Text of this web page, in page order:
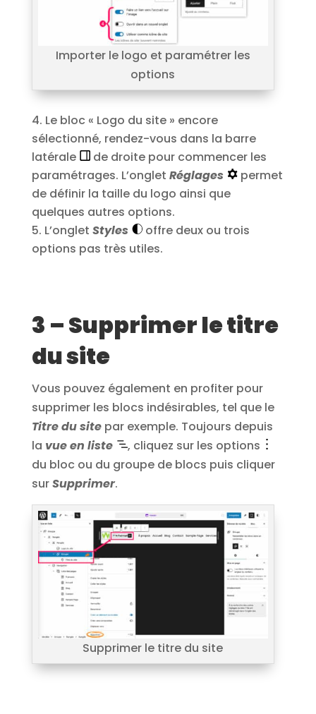
Importer le logo et paramétrer les
options
Le bloc « Logo du site » encore
sélectionné, rendez-vous dans la barre
latérale
de droite pour commencer les
paramétrages. L’onglet Réglages
permet
de définir la taille du logo ainsi que
quelques autres options.
L’onglet Styles
offre deux ou trois
options pas très utiles.
3 – Supprimer le titre
du site
Vous pouvez également en profiter pour
supprimer les blocs indésirables, tel que le
Titre du sitepar exemple. Toujours depuis
la vue en liste
, cliquez sur les options
du bloc ou du groupe de blocs puis cliquer
surSupprimer.
Supprimer le titre du site